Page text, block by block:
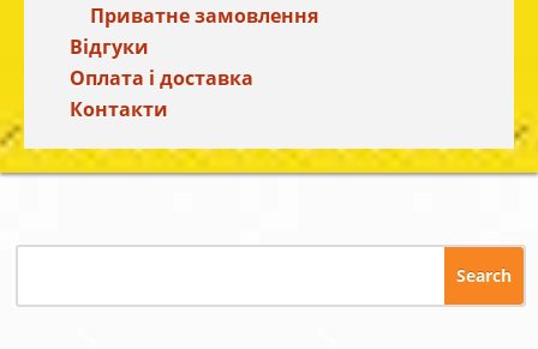
Приватне замовлення
Відгуки
Оплата і доставка
Контакти